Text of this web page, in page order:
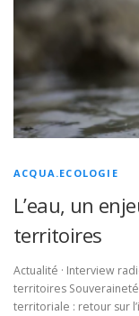
ACQUA.ECOLOGIE
L’eau, un
territoires
Actualité · Interview
territoires
territoriale : retour sur